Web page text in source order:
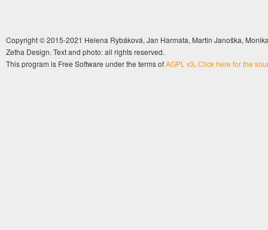
Copyright © 2015-2021 Helena Rybáková, Jan Harmata, Martin Janoška,
Zetha Design. Text and photo: all rights reserved.
This program is Free Software under the terms ofAGPL v3. Click here for the